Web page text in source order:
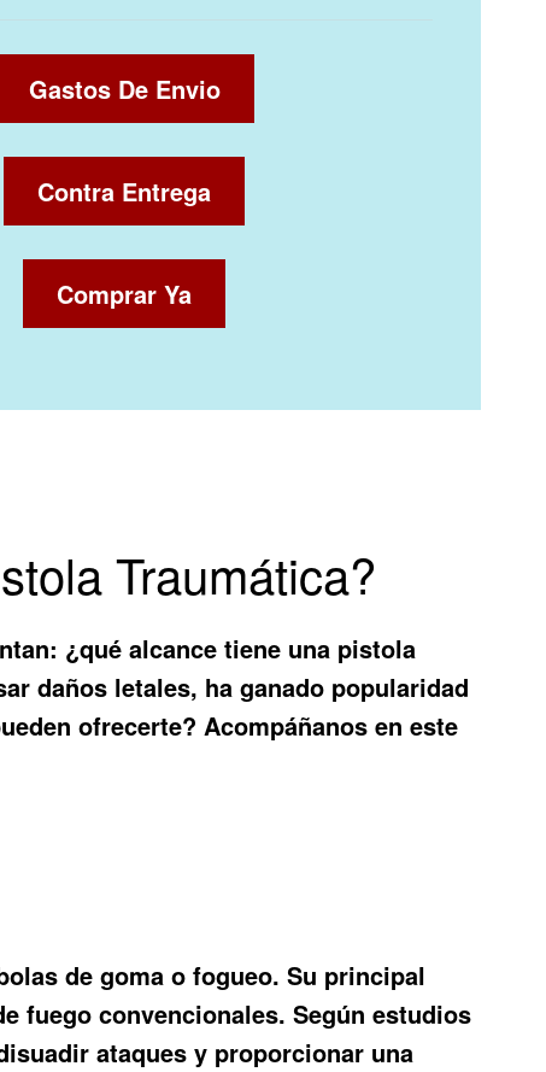
Gastos De Envio
Contra Entrega
Comprar Ya
Traumática?
¿qué alcance tiene una pistola
daños letales, ha ganado popularidad
ofrecerte? Acompáñanos en este
de goma o fogueo. Su principal
fuego convencionales. Según estudios
ataques y proporcionar una